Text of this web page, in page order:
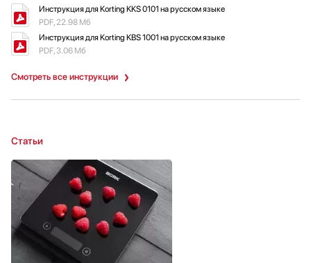
Смотреть все инструкции
Инструкция для Korting KKS 0101 на русском языке
PDF, 22.98 Мб
Инструкция для Korting KBS 1001 на русском языке
PDF, 3.06 Мб
Статьи